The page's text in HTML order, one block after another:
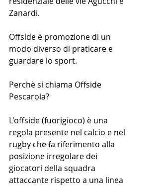
Zanardi.
Offside è promozione di un
modo diverso di praticare e
guardare lo sport.
Perchè si chiama Offside
Pescarola?
L'offside (fuorigioco) è una
regola presente nel calcio e nel
rugby che fa riferimento alla
posizione irregolare dei
giocatori della squadra
attaccante rispetto a una linea